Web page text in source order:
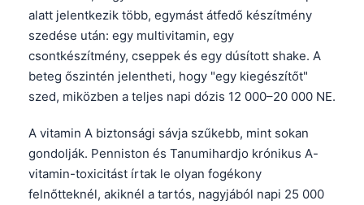
alatt jelentkezik több, egymást átfedő készítmény
szedése után: egy multivitamin, egy
csontkészítmény, cseppek és egy dúsított shake. A
beteg őszintén jelentheti, hogy "egy kiegészítőt"
szed, miközben a teljes napi dózis 12 000–20 000 NE.
A vitamin A biztonsági sávja szűkebb, mint sokan
gondolják. Penniston és Tanumihardjo krónikus A-
vitamin-toxicitást írtak le olyan fogékony
felnőtteknél, akiknél a tartós, nagyjából napi 25 000